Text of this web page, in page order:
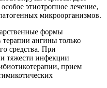
этиотропное лечение,
микроорганизмов.
формы
ангины только
средства. При
тяжести инфекции
прием